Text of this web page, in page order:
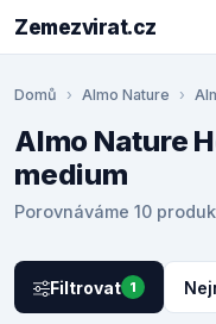
Zemezvirat.cz
Domů Almo Nature
Almo Nature
medium
Porovnáváme 10
Filtrovat 1